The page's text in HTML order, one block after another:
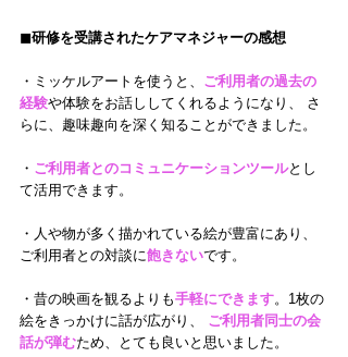
◼︎研修を受講されたケアマネジャーの感想
・ミッケルアートを使うと、 ご利用者の過去の
経験や体験をお話ししてくれるようになり、 さ
らに、趣味趣向を深く知ることができました。
・ ご利用者とのコミュニケーションツールとし
て活用できます。
・人や物が多く描かれている絵が豊富にあり、
ご利用者との対談に飽きないです。
・昔の映画を観るよりも手軽にできます。1枚の
絵をきっかけに話が広がり、
ご利用者同士の会
話が弾むため、とても良いと思いました。